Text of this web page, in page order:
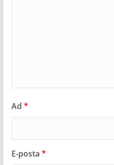
Ad *
E-posta *